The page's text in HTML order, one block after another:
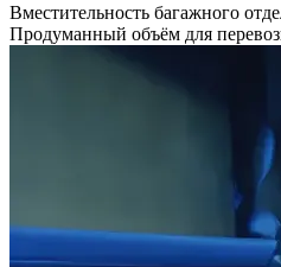
Вместительность багажного
Продуманный объём для